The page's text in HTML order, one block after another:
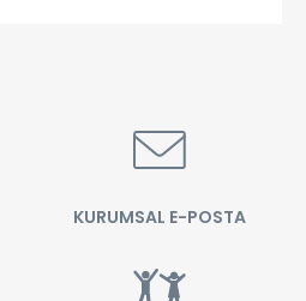
KURUMSAL E-POSTA